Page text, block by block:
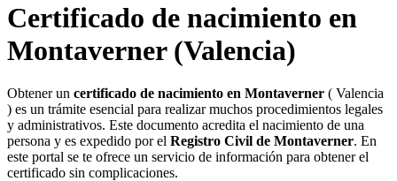
Certificado de nacimiento en
Montaverner(Valencia)
Obtener un certificado de nacimiento en Montaverner ( Valencia
) es un trámite esencial para realizar muchos procedimientos legales
y administrativos. Este documento acredita el nacimiento de una
persona y es expedido por el Registro Civil de Montaverner. En
este portal se te ofrece un servicio de información para obtener el
certificado sin complicaciones.